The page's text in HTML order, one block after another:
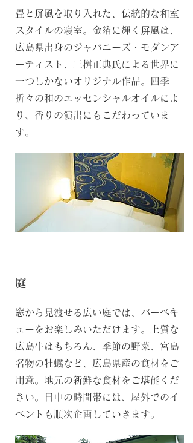
畳と屏風を取り入れた、伝統的な和室
スタイルの寝室。金箔に輝く屏風は、
広島県出身のジャパニーズ・モダンア
ーティスト、三桝正典氏による世界に
一つしかないオリジナル作品。四季
折々の和のエッセンシャルオイルによ
り、香りの演出にもこだわっていま
す。
庭
窓から見渡せる広い庭では、バーベキ
ューをお楽しみいただけます。上質な
広島牛はもちろん、季節の野菜、宮島
名物の牡蠣など、広島県産の食材をご
用意。地元の新鮮な食材をご堪能くだ
さい。日中の時間帯には、屋外でのイ
ベントも順次企画していきます。